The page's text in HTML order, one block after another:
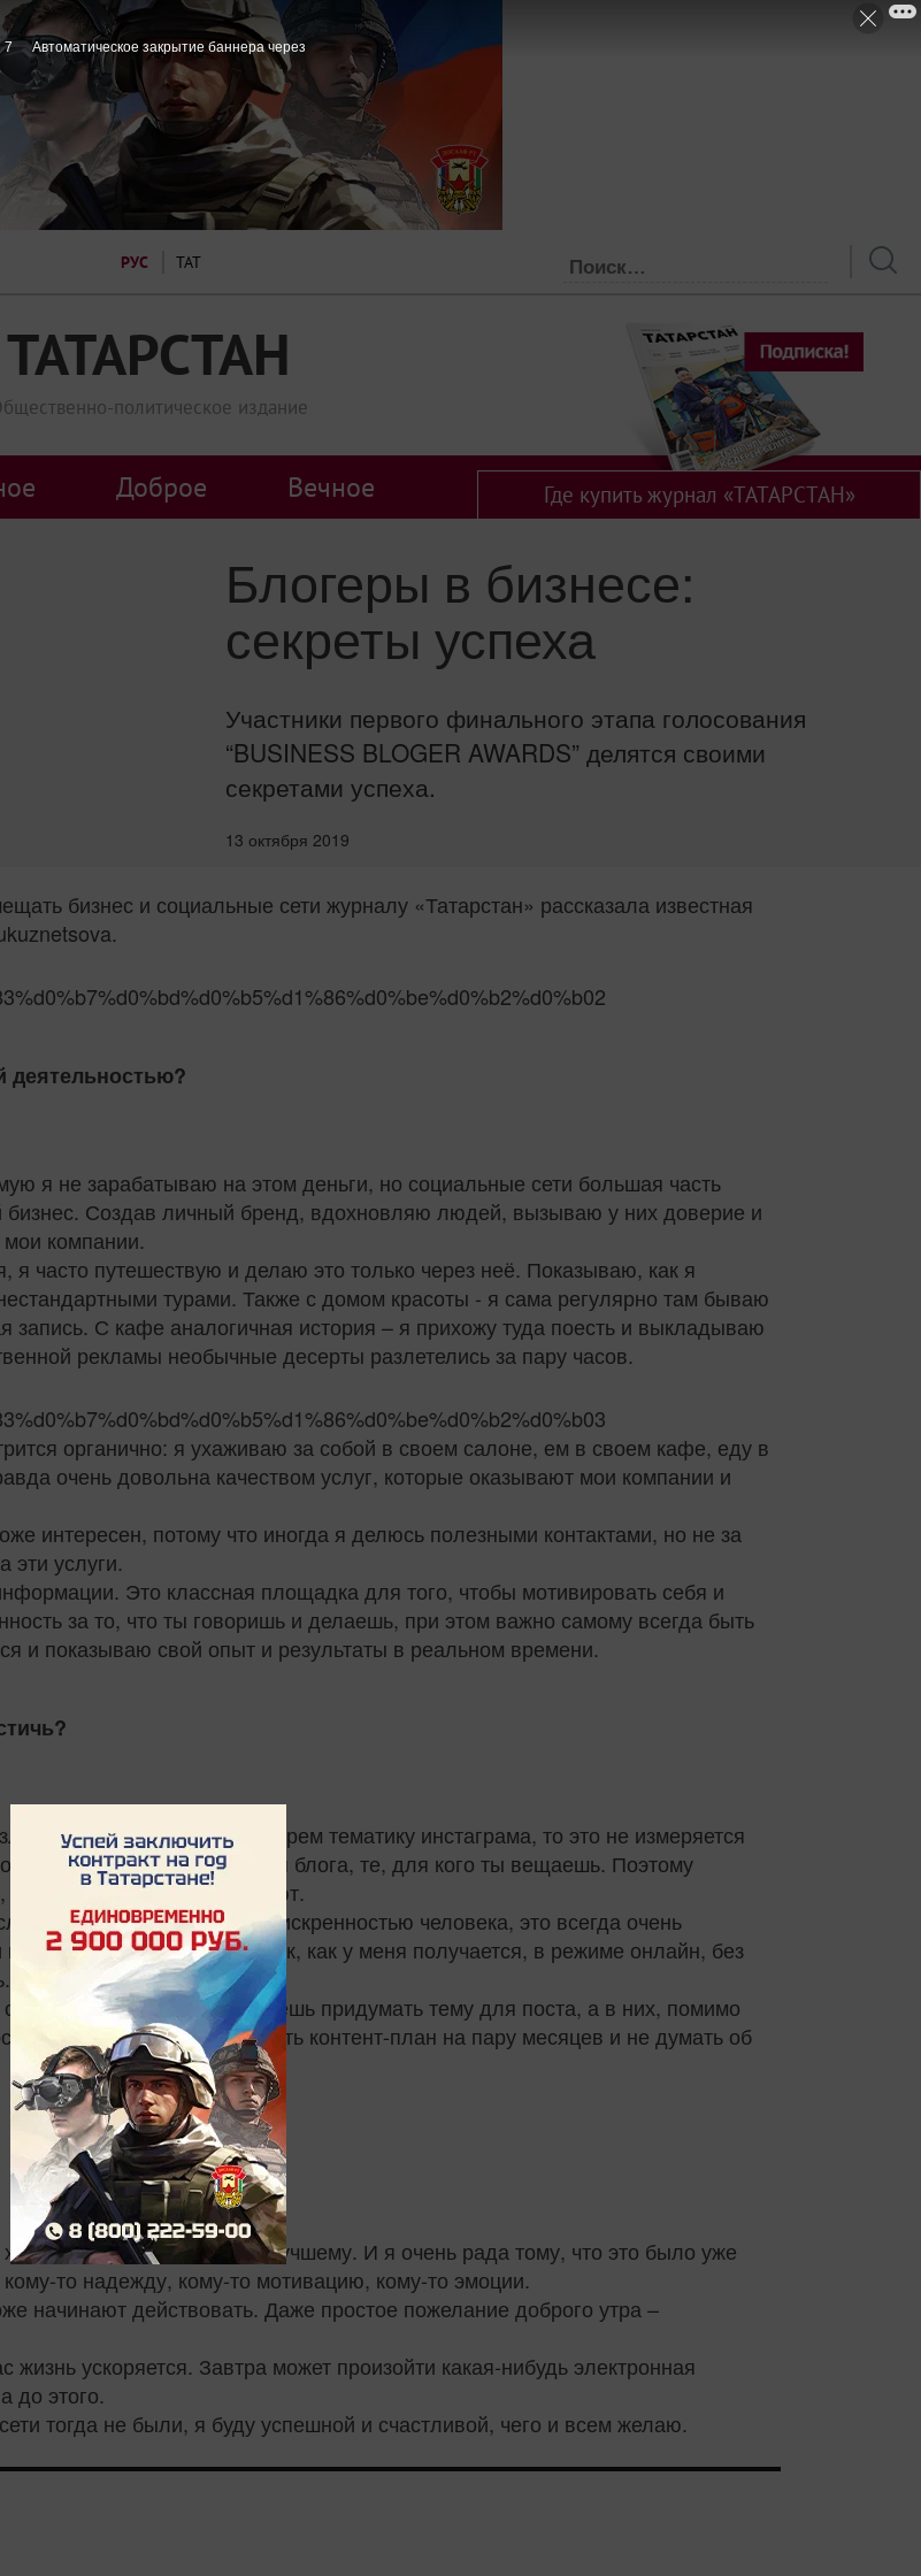
РУС ТАТ
ТАТАРСТАН
политическое издание
Доброе Вечное Где купить журнал «ТАТАРСТАН»
Блогеры в бизнесе:
секреты успеха
Участники первого финального этапа голосования
“BUSINESS BLOGER AWARDS” делятся своими
секретами успеха.
13 октября 2019
бизнес и социальные сети журналу «Татарстан» рассказала известная
деятельностью?
я не зарабатываю на этом деньги, но социальные сети большая часть
бизнес. Создав личный бренд, вдохновляю людей, вызываю у них доверие и
мои компании.
я часто путешествую и делаю это только через неё. Показываю, как я
турами. Также с домом красоты - я сама регулярно там бываю
запись. С кафе аналогичная история – я прихожу туда поесть и выкладываю
рекламы необычные десерты разлетелись за пару часов.
органично: я ухаживаю за собой в своем салоне, ем в своем кафе, еду в
очень довольна качеством услуг, которые оказывают мои компании и
интересен, потому что иногда я делюсь полезными контактами, но не за
эти услуги.
Это классная площадка для того, чтобы мотивировать себя и
за то, что ты говоришь и делаешь, при этом важно самому всегда быть
и показываю свой опыт и результаты в реальном времени.
смыслы. Если мы берем тематику инстаграма, то это не измеряется
Важна целевая аудитория блога, те, для кого ты вещаешь. Поэтому
блогера они выбирают.
и в инстаграме, связан с искренностью человека, это всегда очень
я веду инстаграм так, как у меня получается, в режиме онлайн, без
спешке ты просто не успеваешь придумать тему для поста, а в них, помимо
Поэтому можно расписать контент-план на пару месяцев и не думать об
бы одного человека к лучшему. И я очень рада тому, что это было уже
то надежду, кому-то мотивацию, кому-то эмоции.
начинают действовать. Даже простое пожелание доброго утра –
ускоряется. Завтра может произойти какая-нибудь электронная
до этого.
тогда не были, я буду успешной и счастливой, чего и всем желаю.
7 Автоматическое закрытие баннера через